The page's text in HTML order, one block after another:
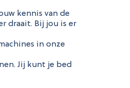
kennis van de
draait. Bij jou is er
in onze
Jij kunt je bed